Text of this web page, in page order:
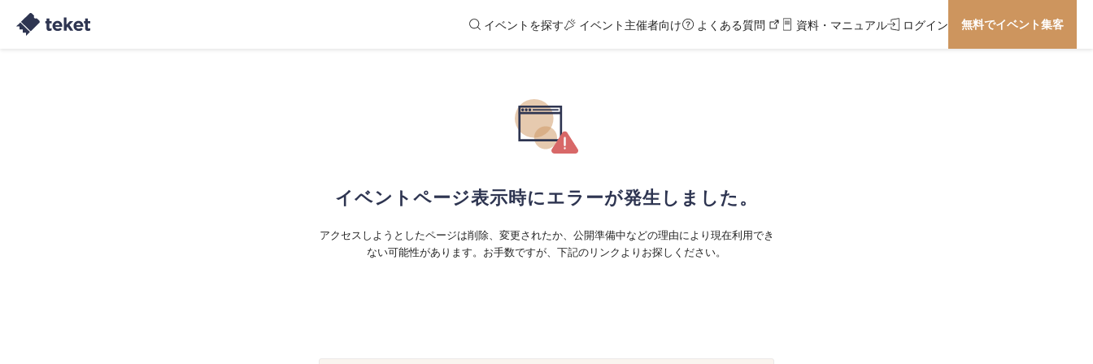
イベントを探す イベント主催者向け よくある質問 資料・マニュアル ログイン 無料でイベント集客
イベントページ表示時にエラーが発生しました。
アクセスしようとしたページは削除、変更されたか、公開準備中などの理由により現在利用でき
ない可能性があります。お手数ですが、下記のリンクよりお探しください。